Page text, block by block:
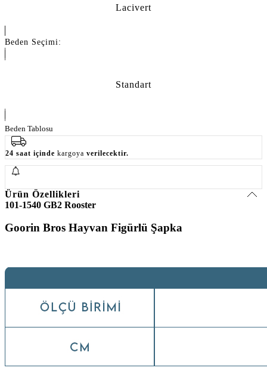
Lacivert
Beden Seçimi:
Standart
Beden Tablosu
24 saat içinde kargoya verilecektir.
Ürün Özellikleri
101-1540 GB2 Rooster
Goorin Bros Hayvan Figürlü Şapka